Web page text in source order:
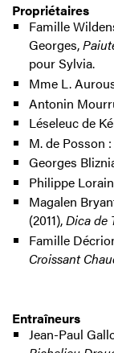
Propriétaires
Famille
Georges,
pour Sylvia.
Mme L.
Antonin
Léseleuc de
M. de Posson :
Georges
Philippe
Magalen
(2011),Dica de
Famille
Croissant
Entraîneurs
Jean-Paul